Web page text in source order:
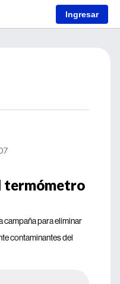
Ingresar
termómetro
campaña para eliminar
contaminantes del